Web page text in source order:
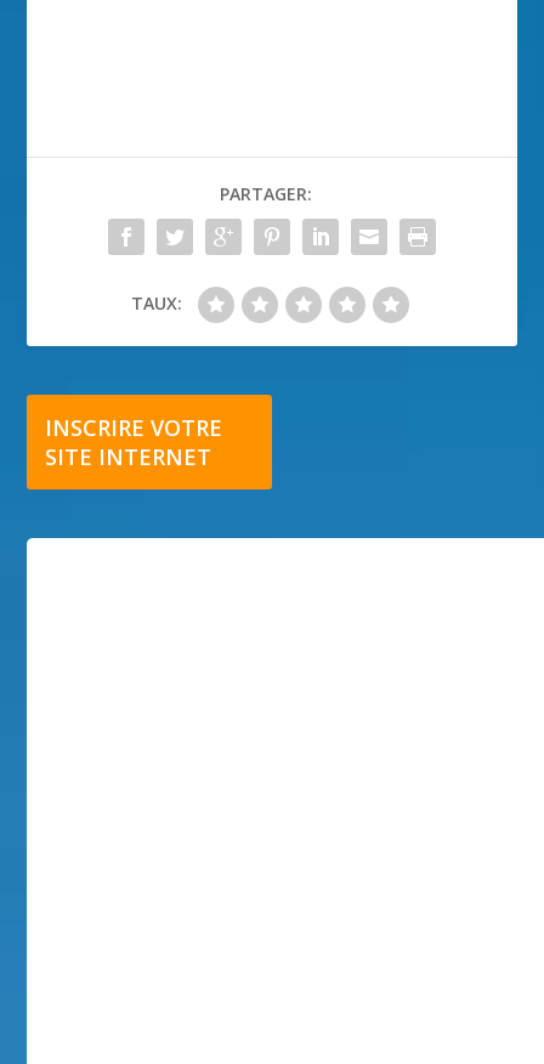
PARTAGER:
TAUX:
INSCRIRE VOTRE
SITE INTERNET